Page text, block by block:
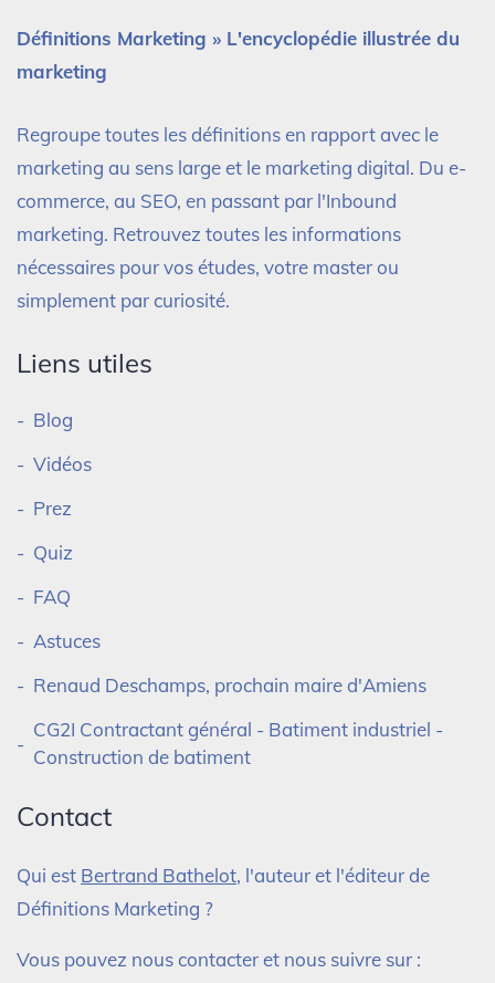
Définitions Marketing » L'encyclopédie illustrée du
marketing
Regroupe toutes les définitions en rapport avec le
marketing au sens large et le marketing digital. Du e-
commerce, au SEO, en passant par l'Inbound
marketing. Retrouvez toutes les informations
nécessaires pour vos études, votre master ou
simplement par curiosité.
Liens utiles
Blog
Vidéos
Prez
Quiz
FAQ
Astuces
Renaud Deschamps, prochain maire d'Amiens
CG2I Contractant général - Batiment industriel -
Construction de batiment
Contact
Qui est Bertrand Bathelot, l'auteur et l'éditeur de
Définitions Marketing ?
Vous pouvez nous contacter et nous suivre sur :